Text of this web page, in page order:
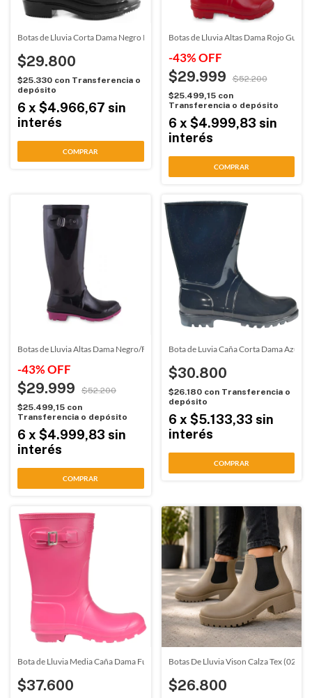
Botas de Lluvia Corta Dama Negro Proforce (6700)
$29.800
$25.330 con Transferencia o
depósito
6 x $4.966,67 sin
interés
COMPRAR
Botas de Lluvia Altas Dama Rojo
-43%OFF
$29.999
$52.200
$25.499,15 con
Transferencia o depósito
6 x $4.999,83 sin
interés
COMPRAR
Botas de Lluvia Altas Dama Negro/Fucsia Gummi (880)
-43%OFF
$29.999
$52.200
$25.499,15 con
Transferencia o depósito
6 x $4.999,83 sin
interés
COMPRAR
Bota de Luvia Caña Corta Dama Azul
$30.800
$26.180 con Transferencia o
depósito
6 x $5.133,33 sin
interés
COMPRAR
Bota de Lluvia Media Caña Dama Fucsia Proforce (66003)
$37.600
Botas De Lluvia Vison Calza Tex
$26.800